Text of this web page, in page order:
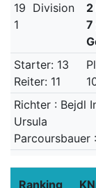
19 Division
1
2
7
Starter: 13
Reiter: 11
Richter : Bejdl
Ursula
Parcoursbauer
Ranking